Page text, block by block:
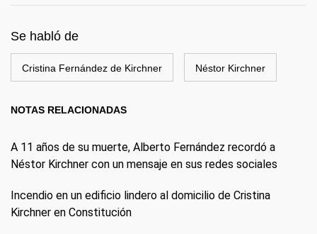
Se habló de
Cristina Fernández de Kirchner Néstor Kirchner
NOTAS RELACIONADAS
A 11 años de su muerte, Alberto Fernández recordó a
Néstor Kirchner con un mensaje en sus redes sociales
Incendio en un edificio lindero al domicilio de Cristina
Kirchner en Constitución